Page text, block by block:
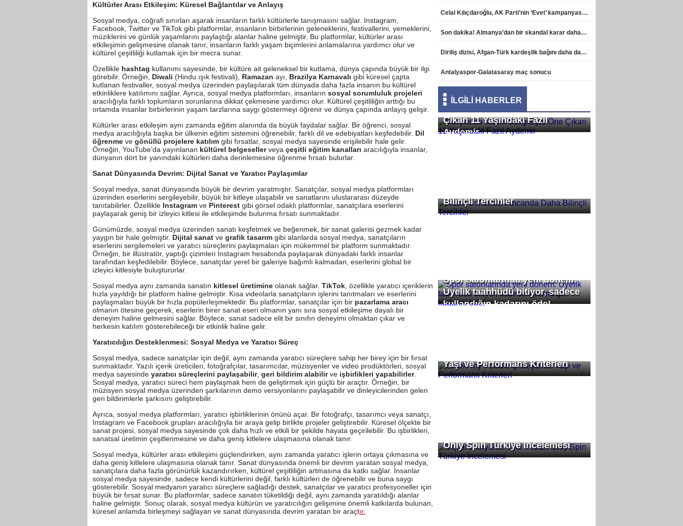
Kültürler Arası Etkileşim: Küresel Bağlantılar ve Anlayış
Sosyal medya, coğrafi sınırları aşarak insanların farklı kültürlerle tanışmasını sağlar. Instagram,
Facebook, Twitter ve TikTok gibi platformlar, insanların birbirlerinin geleneklerini, festivallerini, yemeklerini,
müziklerini ve günlük yaşamlarını paylaştığı alanlar haline gelmiştir. Bu platformlar, kültürler arası
etkileşimin gelişmesine olanak tanır, insanların farklı yaşam biçimlerini anlamalarına yardımcı olur ve
kültürel çeşitliliği kutlamak için bir mecra sunar.
Özellikle hashtag kullanımı sayesinde, bir kültüre ait geleneksel bir kutlama, dünya çapında büyük bir ilgi
görebilir. Örneğin, Diwali (Hindu ışık festivali), Ramazan ayı, Brazilya Karnavalı gibi küresel çapta
kutlanan festivaller, sosyal medya üzerinden paylaşılarak tüm dünyada daha fazla insanın bu kültürel
etkinliklere katılımını sağlar. Ayrıca, sosyal medya platformları, insanların sosyal sorumluluk projeleri
aracılığıyla farklı toplumların sorunlarına dikkat çekmesine yardımcı olur. Kültürel çeşitliliğin arttığı bu
ortamda insanlar birbirlerinin yaşam tarzlarına saygı göstermeyi öğrenir ve dünya çapında anlayış gelişir.
Kültürler arası etkileşim aynı zamanda eğitim alanında da büyük faydalar sağlar. Bir öğrenci, sosyal
medya aracılığıyla başka bir ülkenin eğitim sistemini öğrenebilir, farklı dil ve edebiyatları keşfedebilir. Dil
öğrenme ve gönüllü projelere katılım gibi fırsatlar, sosyal medya sayesinde erişilebilir hale gelir.
Örneğin, YouTube’da yayınlanan kültürel belgesellerveya çeşitli eğitim kanalları aracılığıyla insanlar,
dünyanın dört bir yanındaki kültürleri daha derinlemesine öğrenme fırsatı bulurlar.
Sanat Dünyasında Devrim: Dijital Sanat ve Yaratıcı Paylaşımlar
Sosyal medya, sanat dünyasında büyük bir devrim yaratmıştır. Sanatçılar, sosyal medya platformları
üzerinden eserlerini sergileyebilir, büyük bir kitleye ulaşabilir ve sanatlarını uluslararası düzeyde
tanıtabilirler. Özellikle Instagram ve Pinterest gibi görsel odaklı platformlar, sanatçılara eserlerini
paylaşarak geniş bir izleyici kitlesi ile etkileşimde bulunma fırsatı sunmaktadır.
Günümüzde, sosyal medya üzerinden sanatı keşfetmek ve beğenmek, bir sanat galerisi gezmek kadar
yaygın bir hale gelmiştir. Dijital sanat ve grafik tasarım gibi alanlarda sosyal medya, sanatçıların
eserlerini sergilemeleri ve yaratıcı süreçlerini paylaşmaları için mükemmel bir platform sunmaktadır.
Örneğin, bir illüstratör, yaptığı çizimleri Instagram hesabında paylaşarak dünyadaki farklı insanlar
tarafından keşfedilebilir. Böylece, sanatçılar yerel bir galeriye bağımlı kalmadan, eserlerini global bir
izleyici kitlesiyle buluştururlar.
Sosyal medya aynı zamanda sanatın kitlesel üretimine olanak sağlar. TikTok , özellikle yaratıcı içeriklerin
hızla yayıldığı bir platform haline gelmiştir. Kısa videolarla sanatçıların işlerini tanıtmaları ve eserlerini
paylaşmaları büyük bir hızla popülerleşmektedir. Bu platformlar, sanatçılar için bir pazarlama aracı
olmanın ötesine geçerek, eserlerin birer sanat eseri olmanın yanı sıra sosyal etkileşime dayalı bir
deneyim haline gelmesini sağlar. Böylece, sanat sadece elit bir sınıfın deneyimi olmaktan çıkar ve
herkesin katılım gösterebileceği bir etkinlik haline gelir.
Yaratıcılığın Desteklenmesi: Sosyal Medya ve Yaratıcı Süreç
Sosyal medya, sadece sanatçılar için değil, aynı zamanda yaratıcı süreçlere sahip her birey için bir fırsat
sunmaktadır. Yazılı içerik üreticileri, fotoğrafçılar, tasarımcılar, müzisyenler ve video prodüktörleri, sosyal
medya sayesinde yaratıcı süreçlerini paylaşabilir, geri bildirim alabilirve işbirlikleri yapabilirler.
Sosyal medya, yaratıcı süreci hem paylaşmak hem de geliştirmek için güçlü bir araçtır. Örneğin, bir
müzisyen sosyal medya üzerinden şarkılarının demo versiyonlarını paylaşabilir ve dinleyicilerinden gelen
geri bildirimlerle şarkısını geliştirebilir.
Ayrıca, sosyal medya platformları, yaratıcı işbirliklerinin önünü açar. Bir fotoğrafçı, tasarımcı veya sanatçı,
Instagram ve Facebook grupları aracılığıyla bir araya gelip birlikte projeler geliştirebilir. Küresel ölçekte bir
sanat projesi, sosyal medya sayesinde çok daha hızlı ve etkili bir şekilde hayata geçirilebilir. Bu işbirlikleri,
sanatsal üretimin çeşitlenmesine ve daha geniş kitlelere ulaşmasına olanak tanır.
Sosyal medya, kültürler arası etkileşimi güçlendirirken, aynı zamanda yaratıcı işlerin ortaya çıkmasına ve
daha geniş kitlelere ulaşmasına olanak tanır. Sanat dünyasında önemli bir devrim yaratan sosyal medya,
sanatçılara daha fazla görünürlük kazandırırken, kültürel çeşitliliğin artmasına da katkı sağlar. İnsanlar
sosyal medya sayesinde, sadece kendi kültürlerini değil, farklı kültürleri de öğrenebilir ve buna saygı
gösterebilir. Sosyal medyanın yaratıcı süreçlere sağladığı destek, sanatçılar ve yaratıcı profesyoneller için
büyük bir fırsat sunar. Bu platformlar, sadece sanatın tüketildiği değil, aynı zamanda yaratıldığı alanlar
haline gelmiştir. Sonuç olarak, sosyal medya kültürün ve yaratıcılığın gelişimine önemli katkılarda bulunan,
küresel anlamda birleşmeyi sağlayan ve sanat dünyasında devrim yaratan bir araçtır.
Celal Kılıçdaroğlu, AK Parti’nin ‘Evet’ kampanyasına destek verdi haberi
Son dakika! Almanya’dan bir skandal karar daha! haberi
Diriliş dizisi, Afgan-Türk kardeşlik bağını daha da pekiştirdi haberi
Antalyaspor-Galatasaray maç sonucu
İLGİLİ HABERLER
Borçka’da Müzik Sevgisiyle Öne
Çıkan 11 Yaşındaki Fazıl
Aydemir
Bilinçli Tercihler
Spor salonlarında yeni dönem:
Üyelik taahhüdü bitiyor, sadece
kullandığın kadarını öde!
Yaşı ve Performans Kriterleri
Only Spin Türkiye İncelemesi